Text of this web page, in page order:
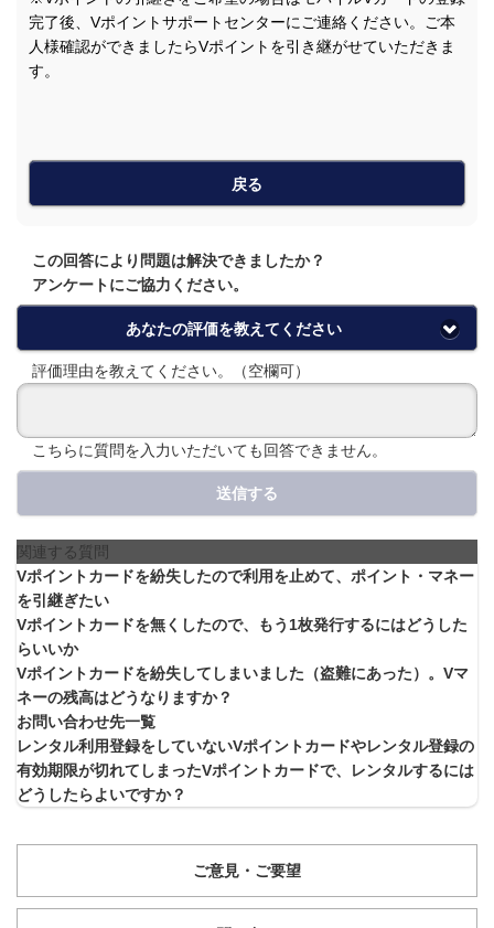
完了後、Vポイントサポートセンターにご連絡ください。ご本
人様確認ができましたらVポイントを引き継がせていただきま
す。
戻る
この回答により問題は解決できましたか？
アンケートにご協力ください。
あなたの評価を教えてください
評価理由を教えてください。（空欄可）
こちらに質問を入力いただいても回答できません。
送信する
関連する質問
Vポイントカードを紛失したので利用を止めて、ポイント・マネー
を引継ぎたい
Vポイントカードを無くしたので、もう1枚発行するにはどうした
らいいか
Vポイントカードを紛失してしまいました（盗難にあった）。Vマ
ネーの残高はどうなりますか？
お問い合わせ先一覧
レンタル利用登録をしていないVポイントカードやレンタル登録の
有効期限が切れてしまったVポイントカードで、レンタルするには
どうしたらよいですか？
ご意見・ご要望